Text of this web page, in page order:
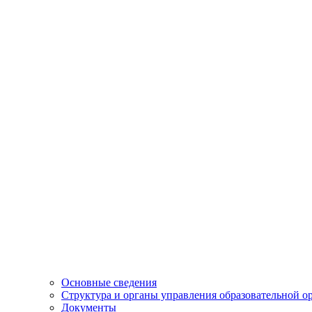
Основные сведения
Структура и органы управления образовательной
Документы